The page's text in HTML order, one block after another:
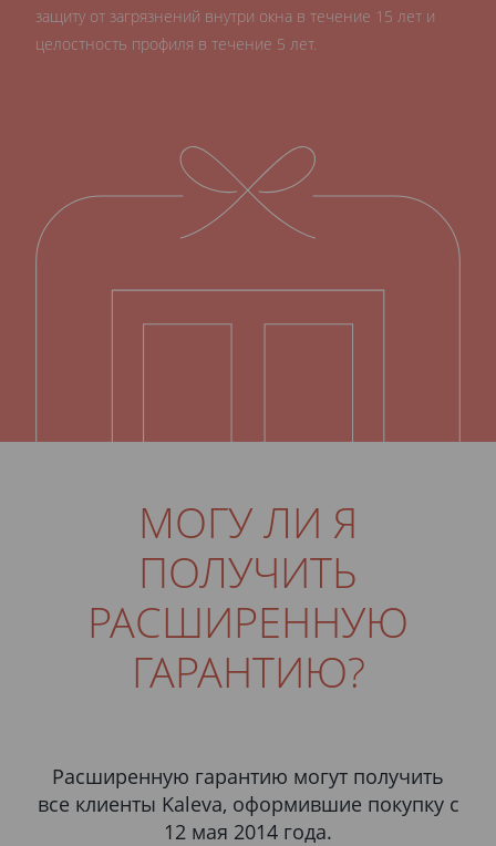
защиту от загрязнений внутри окна в течение 15 лет и
целостность профиля в течение 5 лет.
МОГУ ЛИ Я
ПОЛУЧИТЬ
РАСШИРЕННУЮ
ГАРАНТИЮ?
Расширенную гарантию могут получить
все клиенты Kaleva, оформившие покупку c
12 мая 2014 года.